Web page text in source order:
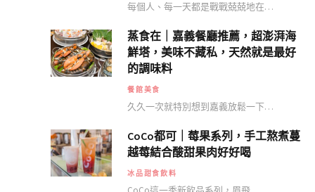
每個人、每一天都是戰戰兢兢地在…
蒸食在｜嘉義餐廳推薦，超澎湃海
鮮塔，美味不藏私，天然就是最好
的調味料
餐館美食
久久一次就特別想到嘉義放鬆一下…
CoCo都可｜莓果系列，手工熬煮蔓
越莓結合酸甜果肉好好喝
冰品甜食飲料